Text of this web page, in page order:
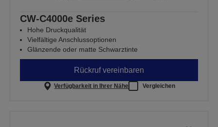
CW-C4000e Series
Hohe Druckqualität
Vielfältige Anschlussoptionen
Glänzende oder matte Schwarztinte
Rückruf vereinbaren
Verfügbarkeit in Ihrer Nähe Vergleichen